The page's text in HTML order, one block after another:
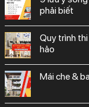
phải biết
quy trình thi công nội thất chuẩn chỉnh: từ a-z đến hoàn
hảo
mái che &